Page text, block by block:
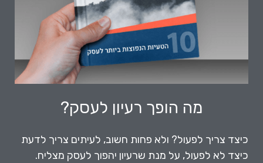
מה הופך רעיון לעסק?
כיצד צריך לפעול? ולא פחות חשוב, לעיתים צריך לדעת
כיצד לא לפעול, על מנת שרעיון יהפוך לעסק מצליח.